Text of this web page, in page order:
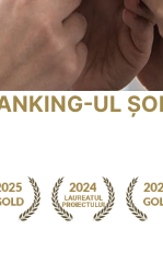
UL